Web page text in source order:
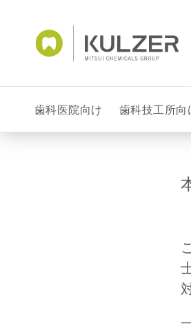
歯科医院向け 歯科技工所向